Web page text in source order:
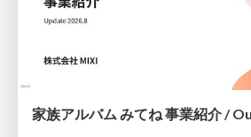
家族アルバム みてね 事業紹介 /